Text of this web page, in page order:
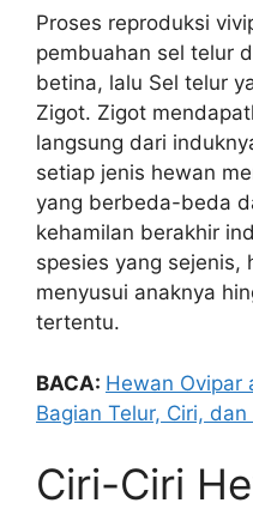
Proses reproduksi
pembuahan sel telur
betina, lalu Sel telur
Zigot. Zigot
langsung dari
setiap jenis hewan
yang berbeda-beda
kehamilan berakhir
spesies yang sejenis,
menyusui anaknya
tertentu.
BACA: Hewan Ovipar
Bagian Telur, Ciri,
Ciri-Ciri